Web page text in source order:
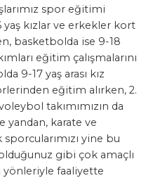
spor eğitimi
yaş kızlar ve erkekler kort
basketbolda ise 9-18
eğitim çalışmalarını
9-17 yaş arası kız
eğitim alırken, 2.
takımımızın da
yandan, karate ve
yine bu
gibi çok amaçlı
yönleriyle faaliyette